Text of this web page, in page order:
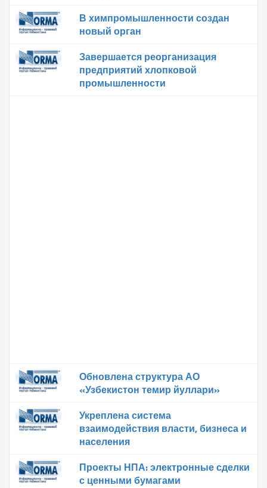
В химпромышленности создан
новый орган
Завершается реорганизация
предприятий хлопковой
промышленности
Обновлена структура АО
«Узбекистон темир йуллари»
Укреплена система
взаимодействия власти, бизнеса и
населения
Проекты НПА: электронные сделки
с ценными бумагами